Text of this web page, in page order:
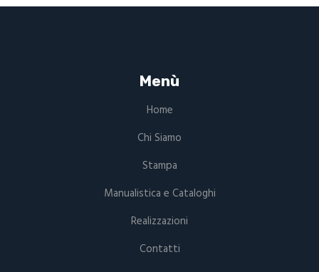
Menù
Home
Chi Siamo
Stampa
Manualistica e Cataloghi
Realizzazioni
Contatti